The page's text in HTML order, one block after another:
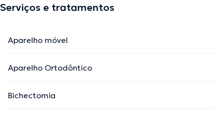
Serviços e tratamentos
Aparelho móvel
Aparelho Ortodôntico
Bichectomia